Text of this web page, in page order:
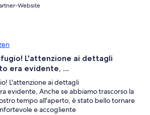
Website
L'attenzione ai dettagli
era evidente, ...
L'attenzione ai dettagli
evidente, Anche se abbiamo trascorso la
tempo all'aperto, è stato bello tornare
e accogliente